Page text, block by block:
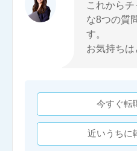
これから
な8つの質
す。
お気持ちは
今すぐ転
近いうちに